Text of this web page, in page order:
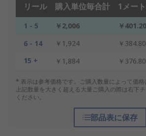
リール 購入単位毎合計 1メー
1 - 5 ￥2,006
￥401.20
6 - 14
￥1,924
￥384.80
15 +
￥1,884 ￥376.80
* 表示は参考価格です。ご購入数量によって価格
上記数量を大きく超える大量ご購入の際は右下
ください。
部品表に保存